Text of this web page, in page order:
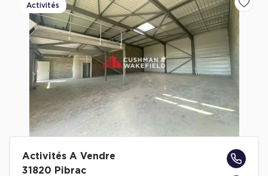
Activités
Activités A Vendre
31820 Pibrac